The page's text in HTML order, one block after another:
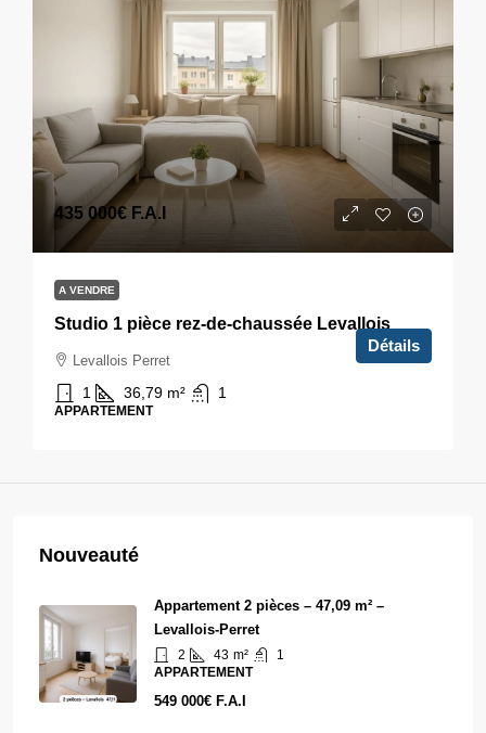
435 000€ F.A.I
A VENDRE
Studio 1 pièce rez-de-chaussée Levallois
Levallois Perret
1 36,79 m² 1
APPARTEMENT
Détails
Nouveauté
Appartement 2 pièces – 47,09 m² –
Levallois-Perret
2 43 m²
1
APPARTEMENT
549 000€ F.A.I